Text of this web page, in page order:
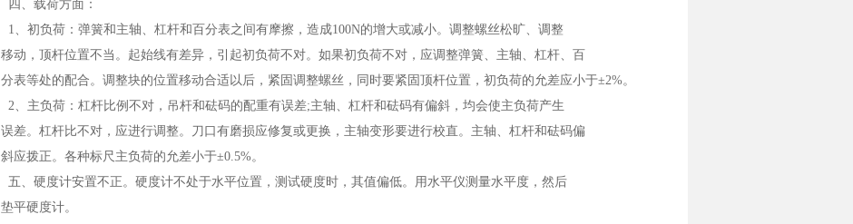
四、载荷方面：
1、初负荷：弹簧和主轴、杠杆和百分表之间有摩擦，造成100N的增大或减小。调整螺丝松旷、调整
移动，顶杆位置不当。起始线有差异，引起初负荷不对。如果初负荷不对，应调整弹簧、主轴、杠杆、百
分表等处的配合。调整块的位置移动合适以后，紧固调整螺丝，同时要紧固顶杆位置，初负荷的允差应小于±2%。
2、主负荷：杠杆比例不对，吊杆和砝码的配重有误差;主轴、杠杆和砝码有偏斜，均会使主负荷产生
误差。杠杆比不对，应进行调整。刀口有磨损应修复或更换，主轴变形要进行校直。主轴、杠杆和砝码偏
斜应拨正。各种标尺主负荷的允差小于±0.5%。
五、硬度计安置不正。硬度计不处于水平位置，测试硬度时，其值偏低。用水平仪测量水平度，然后
垫平硬度计。